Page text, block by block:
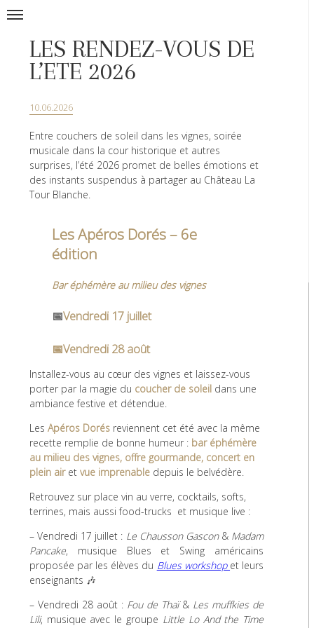
LES RENDEZ-VOUS DE
L’ETE 2026
10.06.2026
Entre couchers de soleil dans les vignes, soirée
musicale dans la cour historique et autres
surprises, l’été 2026 promet de belles émotions et
des instants suspendus à partager au Château La
Tour Blanche.
Les Apéros Dorés – 6e
édition
Bar éphémère au milieu des vignes
📅Vendredi 17 juillet
📅Vendredi 28 août
Installez-vous au cœur des vignes et laissez-vous
porter par la magie du coucher de soleildans une
ambiance festive et détendue.
Les Apéros Dorésreviennent cet été avec la même
recette remplie de bonne humeur :bar éphémère
au milieu des vignes, offre gourmande, concert en
plein airet vue imprenabledepuis le belvédère.
Retrouvez sur place vin au verre, cocktails, softs,
terrines, mais aussi food-trucks et musique live :
– Vendredi 17 juillet : Le Chausson Gascon& Madam
Pancake, musique Blues et Swing américains
proposée par les élèves du Blues workshop et leurs
enseignants 🎶
– Vendredi 28 août : Fou de Thaï& Les muffkies de
Lili, musique avec le groupe Little Lo And the Time